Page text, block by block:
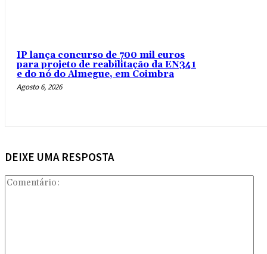
IP lança concurso de 700 mil euros
para projeto de reabilitação da EN341
e do nó do Almegue, em Coimbra
Agosto 6, 2026
DEIXE UMA RESPOSTA